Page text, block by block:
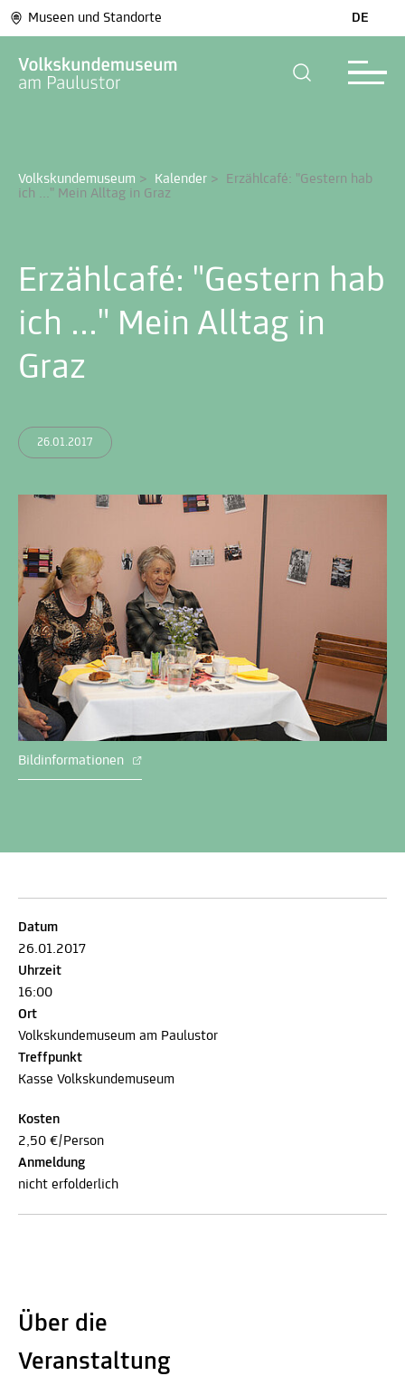
Museen und Standorte DE
Volkskundemuseum > Kalender >
Erzählcafé: "Gestern hab
ich ..." Mein Alltag in Graz
Erzählcafé: "Gestern hab
ich ..." Mein Alltag in
Graz
26.01.2017
Bildinformationen
Datum
26.01.2017
Uhrzeit
16:00
Ort
Volkskundemuseum am Paulustor
Treffpunkt
Kasse Volkskundemuseum
Kosten
2,50 €/Person
Anmeldung
nicht erfolderlich
Über die
Veranstaltung